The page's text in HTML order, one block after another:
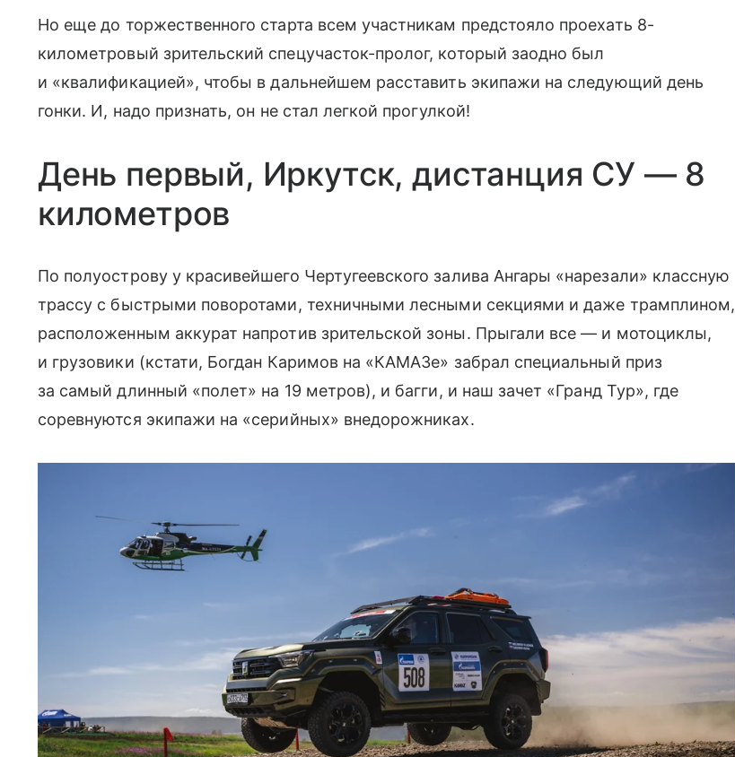
Но еще до торжественного старта всем участникам предстояло проехать 8-
километровый зрительский спецучасток-пролог, который заодно был
и «квалификацией», чтобы в дальнейшем расставить экипажи на следующий день
гонки. И, надо признать, он не стал легкой прогулкой!
День первый, Иркутск, дистанция СУ — 8
километров
По полуострову у красивейшего Чертугеевского залива Ангары «нарезали» классную
трассу с быстрыми поворотами, техничными лесными секциями и даже трамплином,
расположенным аккурат напротив зрительской зоны. Прыгали все — и мотоциклы,
и грузовики (кстати, Богдан Каримов на «КАМАЗе» забрал специальный приз
за самый длинный «полет» на 19 метров), и багги, и наш зачет «Гранд Тур», где
соревнуются экипажи на «серийных» внедорожниках.